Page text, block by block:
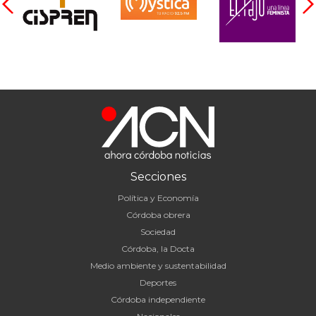
Secciones
Política y Economía
Córdoba obrera
Sociedad
Córdoba, la Docta
Medio ambiente y sustentabilidad
Deportes
Córdoba independiente